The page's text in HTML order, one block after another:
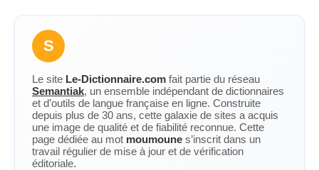
S
Le site Le-Dictionnaire.com fait partie du réseau
Semantiak, un ensemble indépendant de dictionnaires
et d’outils de langue française en ligne. Construite
depuis plus de 30 ans, cette galaxie de sites a acquis
une image de qualité et de fiabilité reconnue. Cette
page dédiée au mot moumoune s’inscrit dans un
travail régulier de mise à jour et de vérification
éditoriale.